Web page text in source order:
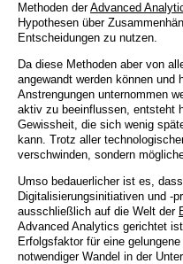
Methoden derAdvanced
Hypothesen über
Entscheidungen zu nutzen.
Da diese Methoden aber von
angewandt werden können und
Anstrengungen unternommen
aktiv zu beeinflussen, entsteht
Gewissheit, die sich wenig
kann. Trotz aller
verschwinden, sondern
Umso bedauerlicher ist es,
Digitalisierungsinitiativen und -
ausschließlich auf die Welt der
Advanced Analytics gerichtet
Erfolgsfaktor für eine
notwendiger Wandel in der